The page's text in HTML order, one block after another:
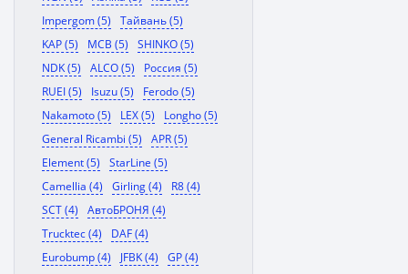
Impergom (5)
Тайвань (5)
KAP (5)
MCB (5)
SHINKO (5)
NDK (5)
ALCO (5)
Россия (5)
RUEI (5)
Isuzu (5)
Ferodo (5)
Nakamoto (5)
LEX (5)
Longho (5)
General Ricambi (5)
APR (5)
Element (5)
StarLine (5)
Camellia (4)
Girling (4)
R8 (4)
SCT (4)
АвтоБРОНЯ (4)
Trucktec (4)
DAF (4)
Eurobump (4)
JFBK (4)
GP (4)